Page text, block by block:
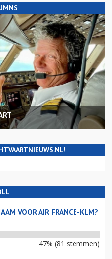
VOOR AIR FRANCE-KLM?
47% (81 stemmen)